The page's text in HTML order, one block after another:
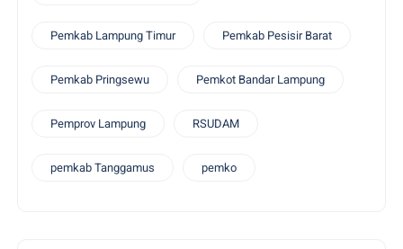
Pemkab Lampung Timur Pemkab Pesisir Barat
Pemkab Pringsewu Pemkot Bandar Lampung
Pemprov Lampung RSUDAM
pemkab Tanggamus pemko